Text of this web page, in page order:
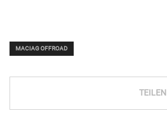
MACIAG OFFROAD
TEILEN